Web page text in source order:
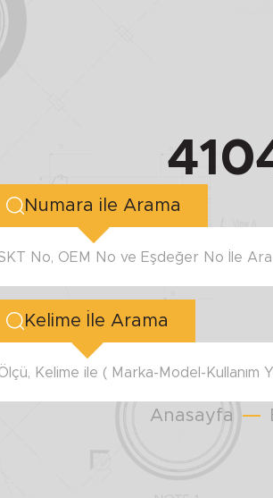
Numara ile Arama
No, OEM No ve Eşdeğer No İle Ara
Kelime İle Arama
Kelime ile ( Marka-Model-Kullanım
Anasayfa